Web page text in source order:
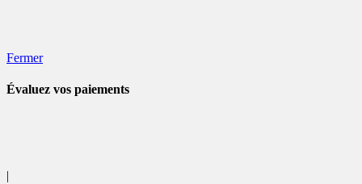
Fermer
Évaluez vos paiements
|